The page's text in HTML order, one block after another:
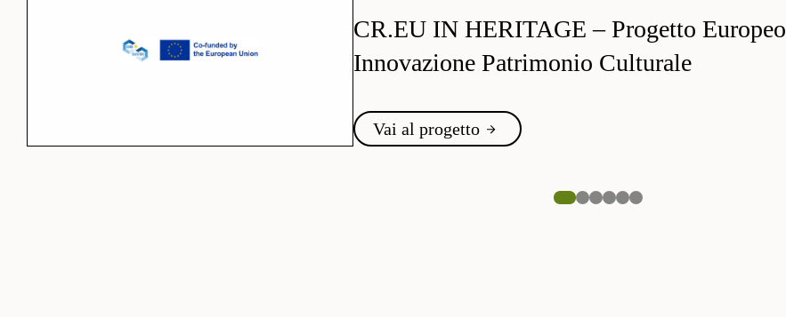
CR.EU IN HERITAGE – Progetto Europeo
Innovazione Patrimonio Culturale
Vai al progetto